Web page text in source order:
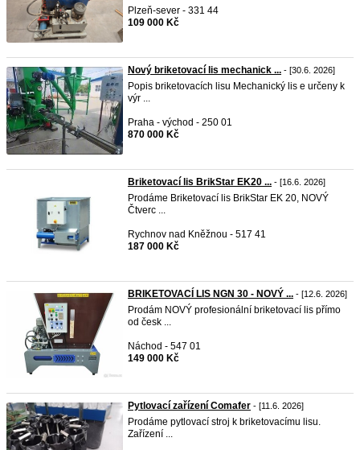
Plzeň-sever - 331 44
109 000 Kč
Nový briketovací lis mechanick ... - [30.6. 2026]
Popis briketovacích lisu Mechanický lis e určeny k
výr ...
Praha - východ - 250 01
870 000 Kč
Briketovací lis BrikStar EK20 ... - [16.6. 2026]
Prodáme Briketovací lis BrikStar EK 20, NOVÝ
Čtverc ...
Rychnov nad Kněžnou - 517 41
187 000 Kč
BRIKETOVACÍ LIS NGN 30 - NOVÝ ... - [12.6. 2026]
Prodám NOVÝ profesionální briketovací lis přímo
od česk ...
Náchod - 547 01
149 000 Kč
Pytlovací zařízení Comafer - [11.6. 2026]
Prodáme pytlovací stroj k briketovacímu lisu.
Zařízení ...